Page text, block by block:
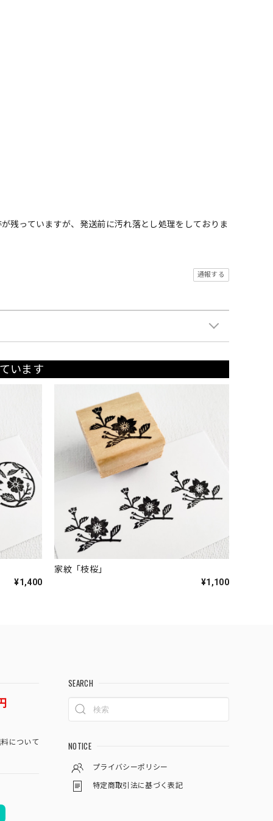
残っていますが、発送前に汚れ落とし処理をしておりま
通報する
います
¥1,400
家紋「枝桜」
¥1,100
について
SEARCH
NOTICE
プライバシーポリシー
特定商取引法に基づく表記